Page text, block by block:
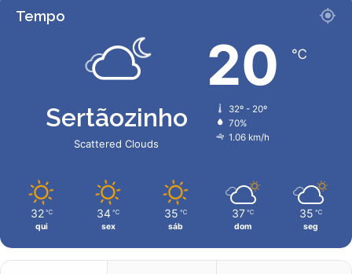
Tempo
Sertãozinho
Scattered Clouds
20 ℃
32º - 20º
70%
1.06 km/h
32 ℃
qui
34 ℃
sex
35 ℃
sáb
37 ℃
dom
35 ℃
seg